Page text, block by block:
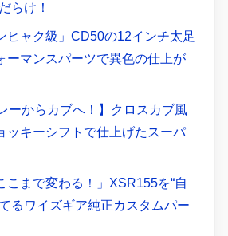
らけ！
ヒャク級」CD50の12インチ太足
ーマンスパーツで異色の仕上が
ーからカブへ！】クロスカブ風
ッキーシフトで仕上げたスーパ
こまで変わる！」XSR155を“自
るワイズギア純正カスタムパー